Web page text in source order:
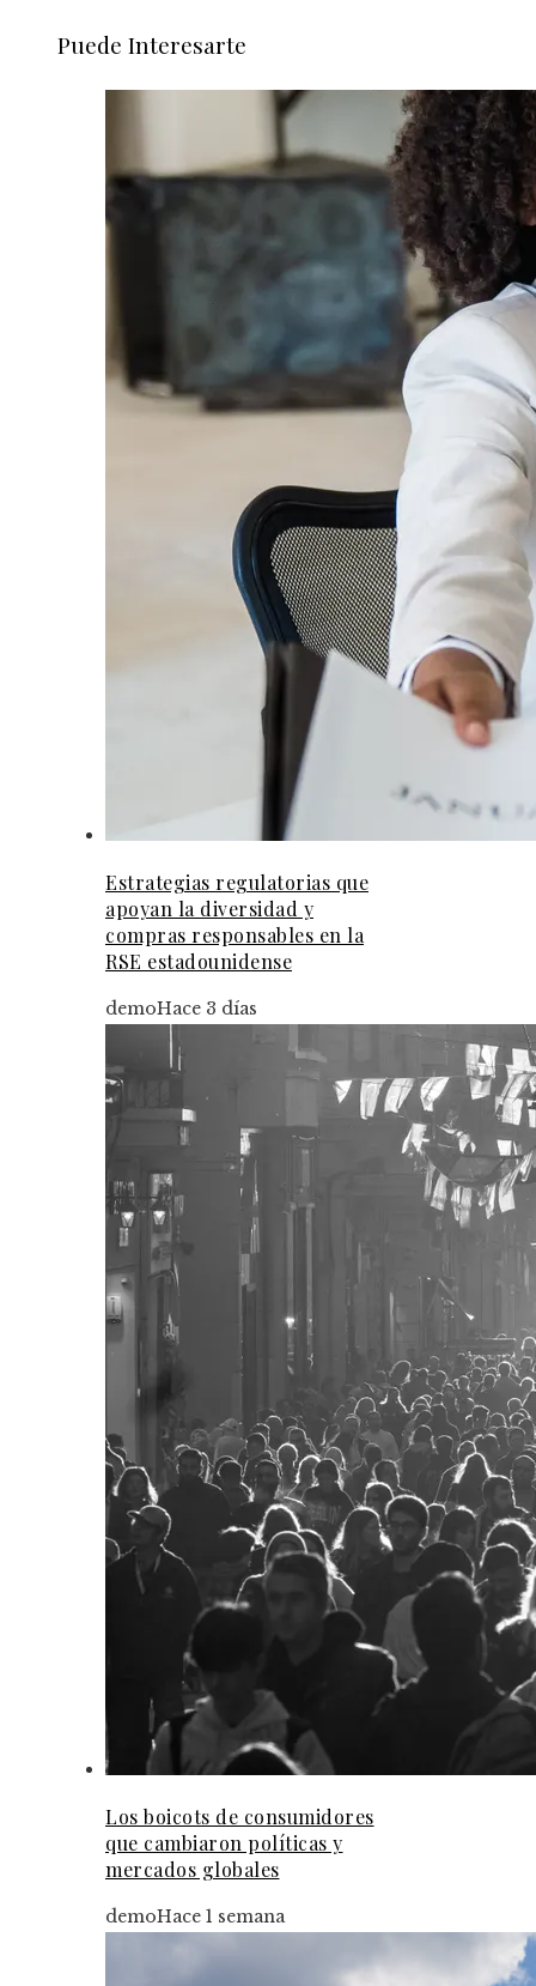
Puede Interesarte
Estrategias regulatorias que
apoyan la diversidad y
compras responsables en la
RSE estadounidense
demoHace 3 días
Los boicots de consumidores
que cambiaron políticas y
mercados globales
demoHace 1 semana